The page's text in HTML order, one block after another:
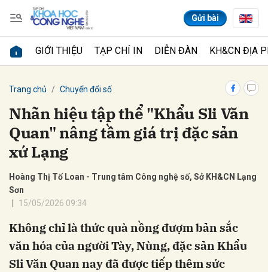
Gửi bài
GIỚI THIỆU TẠP CHÍ IN DIỄN ĐÀN KH&CN ĐỊA
Trang chủ Chuyển đổi số
Nhãn hiệu tập thể "Khẩu Sli Văn
Quan" nâng tầm giá trị đặc sản
xứ Lạng
Hoàng Thị Tố Loan - Trung tâm Công nghệ số, Sở KH&CN Lạng
Sơn
15/05/2026 09:34
Không chỉ là thức quà nồng đượm bản sắc
văn hóa của người Tày, Nùng, đặc sản Khẩu
Sli Văn Quan nay đã được tiếp thêm sức
Gửi bình luận